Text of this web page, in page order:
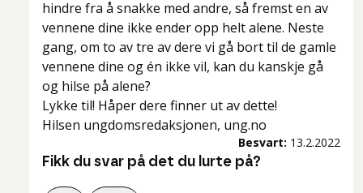
hindre fra å snakke med andre, så fremst en av
vennene dine ikke ender opp helt alene. Neste
gang, om to av tre av dere vi gå bort til de gamle
vennene dine og én ikke vil, kan du kanskje gå
og hilse på alene?
Lykke til! Håper dere finner ut av dette!
Hilsen ungdomsredaksjonen, ung.no
Besvart: 13.2.2022
Fikk du svar på det du lurte på?